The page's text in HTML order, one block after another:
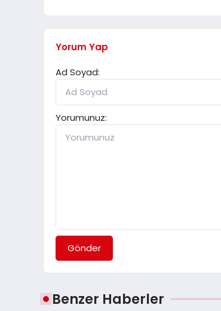
Yorum Yap
Ad Soyad:
Yorumunuz:
Gönder
Benzer Haberler